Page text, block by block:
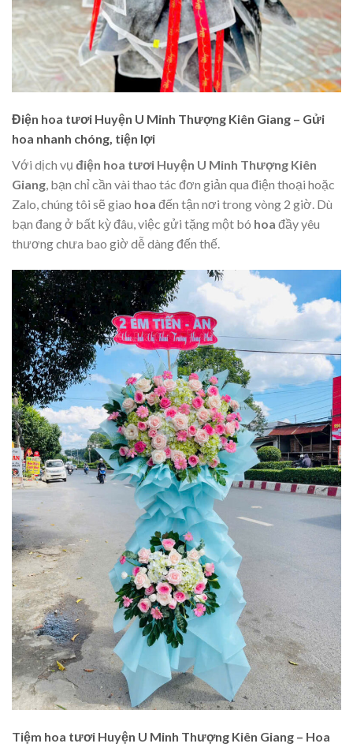
Điện hoa tươi Huyện U Minh Thượng Kiên Giang – Gửi
hoa nhanh chóng, tiện lợi
Với dịch vụ điện hoa tươi Huyện U Minh Thượng Kiên
Giang, bạn chỉ cần vài thao tác đơn giản qua điện thoại hoặc
Zalo, chúng tôi sẽ giao hoa đến tận nơi trong vòng 2 giờ. Dù
bạn đang ở bất kỳ đâu, việc gửi tặng một bó hoa đầy yêu
thương chưa bao giờ dễ dàng đến thế.
Tiệm hoa tươi Huyện U Minh Thượng Kiên Giang – Hoa